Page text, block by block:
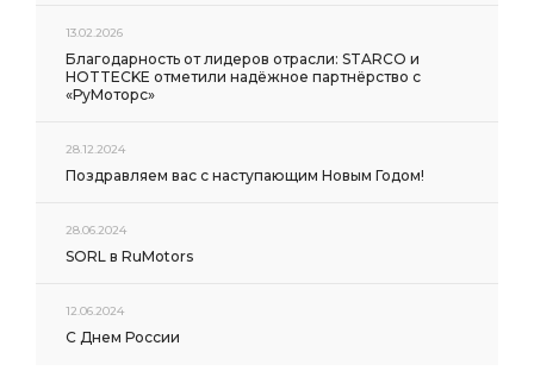
13.02.2026
Благодарность от лидеров отрасли: STARCO и
HOTTECKE отметили надёжное партнёрство с
«РуМоторс»
28.12.2024
Поздравляем вас с наступающим Новым Годом!
28.06.2024
SORL в RuMotors
12.06.2024
С Днем России